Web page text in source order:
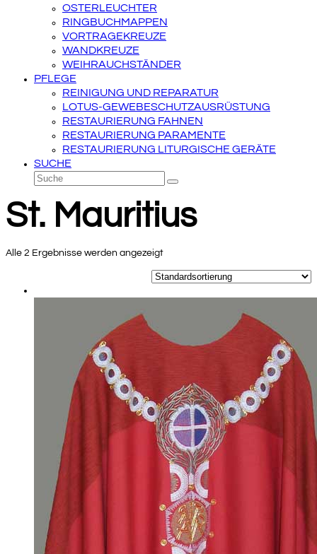
OSTERLEUCHTER
RINGBUCHMAPPEN
VORTRAGEKREUZE
WANDKREUZE
WEIHRAUCHSTÄNDER
PFLEGE
REINIGUNG UND REPARATUR
LOTUS-GEWEBESCHUTZAUSRÜSTUNG
RESTAURIERUNG FAHNEN
RESTAURIERUNG PARAMENTE
RESTAURIERUNG LITURGISCHE GERÄTE
SUCHE
Suche
Senden
St. Mauritius
Alle 2 Ergebnisse werden angezeigt